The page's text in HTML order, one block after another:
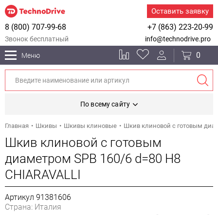
Оставить заявку
+7 (863) 223-20-99
8 (800) 707-99-68
Звонок бесплатный info@technodrive.pro
Меню 0
По всему сайту
Главная Шкивы Шкивы клиновые Шкив клиновой с готовым
Шкив клиновой с готовым
диаметром SPB 160/6 d=80 H8
CHIARAVALLI
Артикул 91381606
Страна: Италия